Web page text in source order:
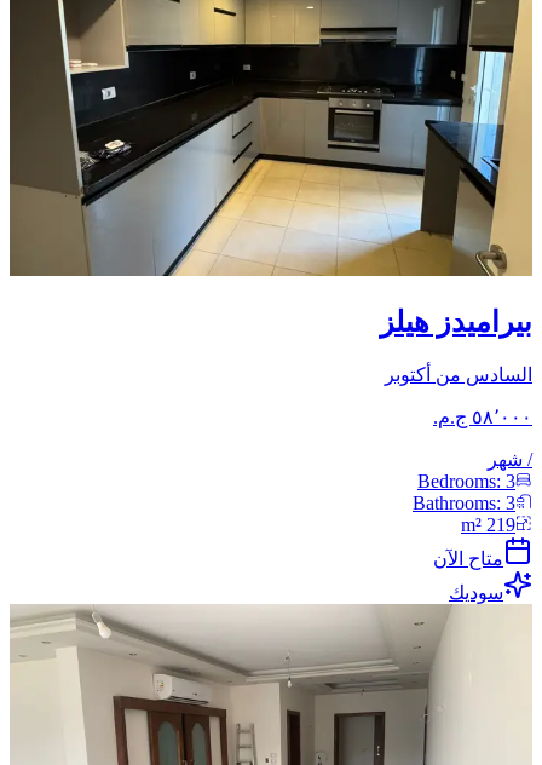
بيراميدز هيلز
السادس من أكتوبر
/ شهر
Bedrooms: 3
Bathrooms: 3
219
متاح الآن
سوديك